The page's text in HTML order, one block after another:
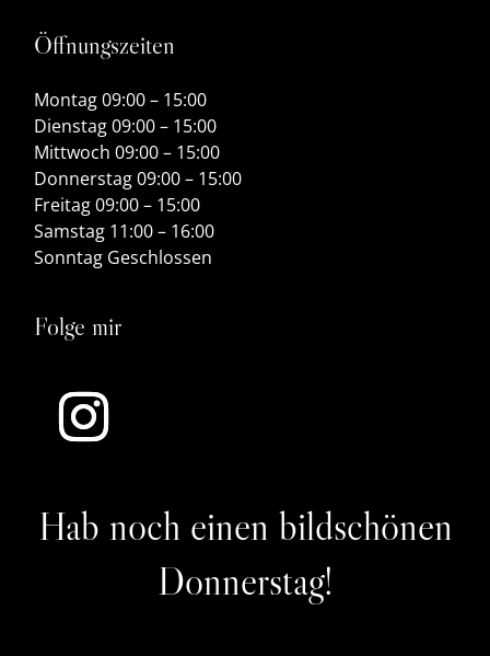
Öffnungszeiten
Montag 09:00 – 15:00
Dienstag 09:00 – 15:00
Mittwoch 09:00 – 15:00
Donnerstag 09:00 – 15:00
Freitag 09:00 – 15:00
Samstag 11:00 – 16:00
Sonntag Geschlossen
Folge mir
Hab noch einen bildschönen
Donnerstag!